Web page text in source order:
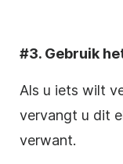
#3. Gebruik
Als u iets wilt
vervangt u dit
verwant.